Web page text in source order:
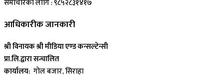
समाचारका लागि : ९८५२८३१४१७
आधिकारीक जानकारी
श्री विनायक श्री मीडिया एण्ड कन्सल्टेन्सी
प्रा.लि.द्वारा सन्चालित
कार्यालय: गोल बजार, सिराहा